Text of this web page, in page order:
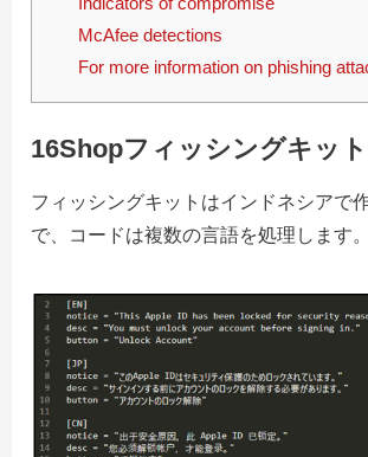
McAfee detections
For more information on phishing
16Shopフィッシングキット
フィッシングキットはインドネシアで
で、コードは複数の言語を処理します。